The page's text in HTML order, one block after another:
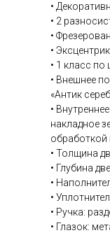
•
• 2
•
•
• 1 класс
• Внешнее
«Антик
•
накладное
• Толщина
• Глубина
•
•
• Ручка:
• Глазок: